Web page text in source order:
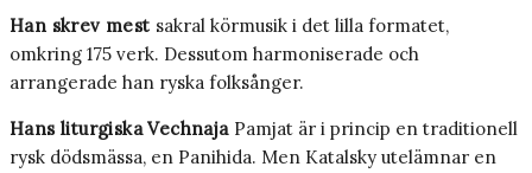
Han skrev mest sakral körmusik i det lilla formatet,
omkring 175 verk. Dessutom harmoniserade och
arrangerade han ryska folksånger.
Hans liturgiska VechnajaPamjat är i princip en traditionell
rysk dödsmässa, en Panihida. Men Katalsky utelämnar en